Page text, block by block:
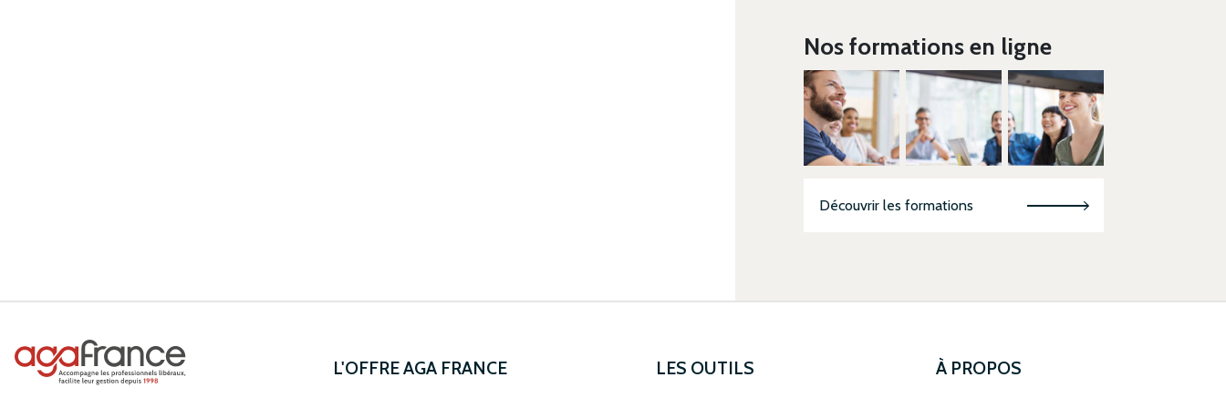
Nos formations en ligne
Découvrir les formations
L'OFFRE AGA FRANCE LES OUTILS À PROPOS